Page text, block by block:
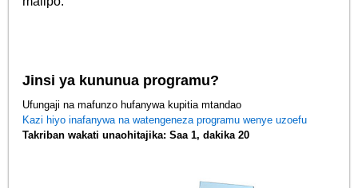
Jinsi ya kununua programu?
Ufungaji na mafunzo hufanywa kupitia mtandao
Kazi hiyo inafanywa na watengeneza programu wenye uzoefu
Takriban wakati unaohitajika: Saa 1, dakika 20